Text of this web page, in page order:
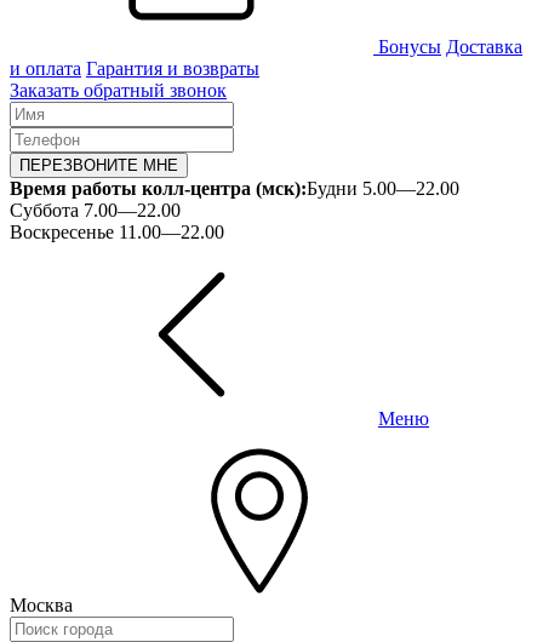
Бонусы Доставка
и оплата Гарантия и возвраты
Заказать обратный звонок
ПЕРЕЗВОНИТЕ МНЕ
Время работы колл-центра (мск):Будни 5.00—22.00
Суббота 7.00—22.00
Воскресенье 11.00—22.00
Меню
Москва